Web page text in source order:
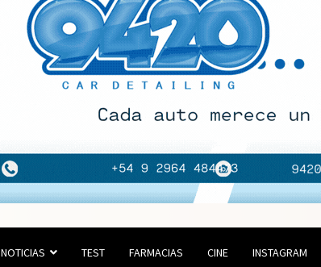
NOTICIAS TEST FARMACIAS CINE INSTAGRAM